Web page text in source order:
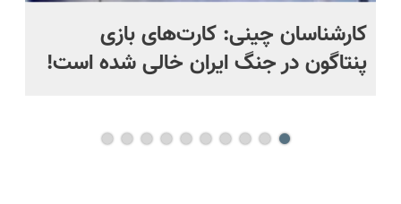
کارشناسان چینی: کارت‌های بازی
پنتاگون در جنگ ایران خالی شده است!